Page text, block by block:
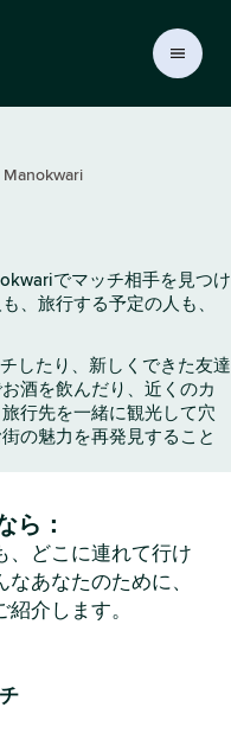
Manokwari
でマッチ相手を見つけ
、旅行する予定の人も、
したり、新しくできた友達
酒を飲んだり、近くのカ
行先を一緒に観光して穴
の魅力を再発見すること
ら：
、どこに連れて行け
あなたのために、
介します。